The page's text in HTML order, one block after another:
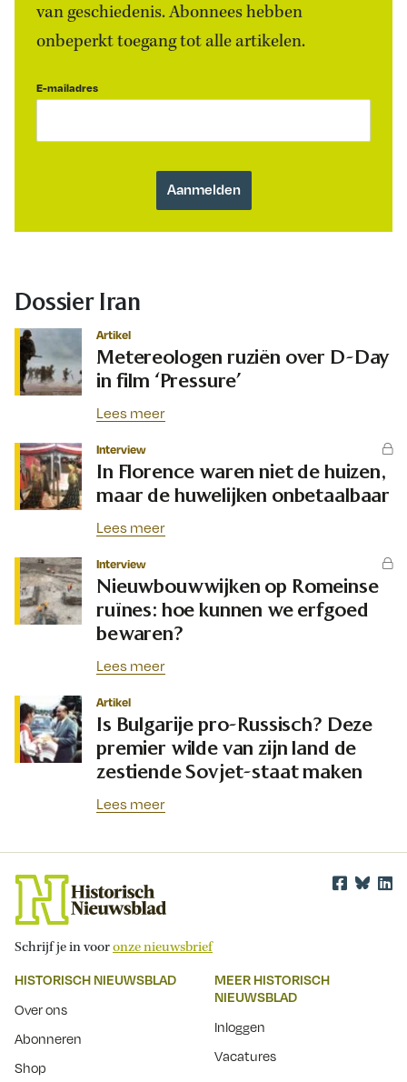
van geschiedenis. Abonnees hebben
onbeperkt toegang tot alle artikelen.
E-mailadres
Dossier Iran
Artikel
Metereologen ruziën over D-Day
in film ‘Pressure’
Lees meer
Interview
In Florence waren niet de huizen,
maar de huwelijken onbetaalbaar
Lees meer
Interview
Nieuwbouwwijken op Romeinse
ruïnes: hoe kunnen we erfgoed
bewaren?
Lees meer
Artikel
Is Bulgarije pro-Russisch? Deze
premier wilde van zijn land de
zestiende Sovjet-staat maken
Lees meer
Schrijf je in vooronze nieuwsbrief
HISTORISCH NIEUWSBLAD
Over ons
Abonneren
Shop
MEER HISTORISCH
NIEUWSBLAD
Inloggen
Vacatures